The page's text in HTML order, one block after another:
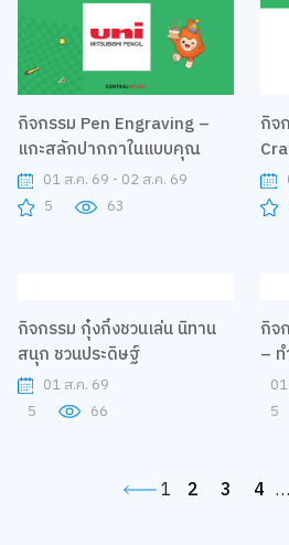
กิจกรรม Pen Engraving –
แกะสลักปากกาในแบบคุณ
01 ส.ค. 69 - 02 ส.ค. 69
5
63
กิจ
กิจ
–
5